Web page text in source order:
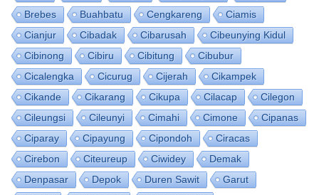
Brebes
Buahbatu Cengkareng
Ciamis
Cianjur
Cibadak Cibarusah
Cibeunying Kidul
Cibinong
Cibiru Cibitung
Cibubur
Cicalengka
Cicurug Cijerah
Cikampek
Cikande
Cikarang Cikupa Cilacap
Cilegon
Cileungsi
Cileunyi Cimahi Cimone
Cipanas
Ciparay
Cipayung Cipondoh
Ciracas
Cirebon
Citeureup Ciwidey
Demak
Denpasar
Depok Duren Sawit
Garut